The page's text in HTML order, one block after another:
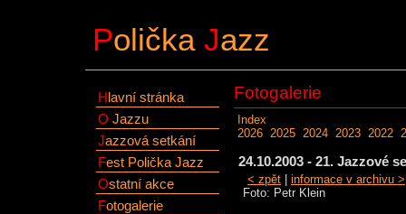
Polička Jazz
Hlavní stránka
O Jazzu
Jazzová setkání
Fest Polička Jazz
Ostatní akce
Fotogalerie
Fotogalerie
Index
2026 2025 2024 2023 2022
24.10.2003 - 21. Jazzové
< zpět
informace v archivu >
Foto: Petr Klein